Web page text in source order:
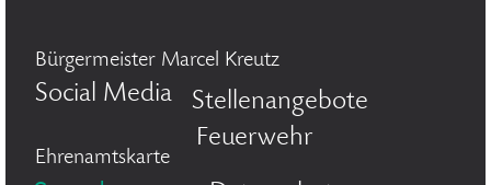
Bürgermeister Marcel Kreutz
Social Media Stellenangebote
Ehrenamtskarte
Feuerwehr